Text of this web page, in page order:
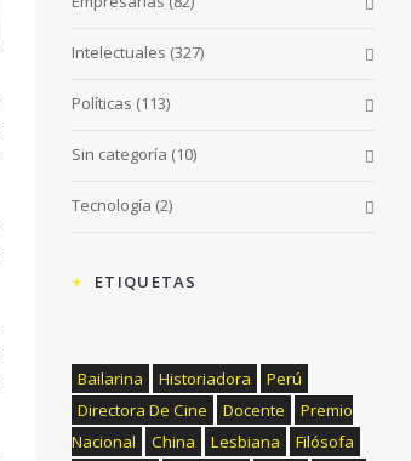
Intelectuales (327)
Políticas (113)
Sin categoría (10)
Tecnología (2)
ETIQUETAS
Bailarina Historiadora
Perú
Directora De Cine
Docente
Premio
Nacional
China Lesbiana
Filósofa